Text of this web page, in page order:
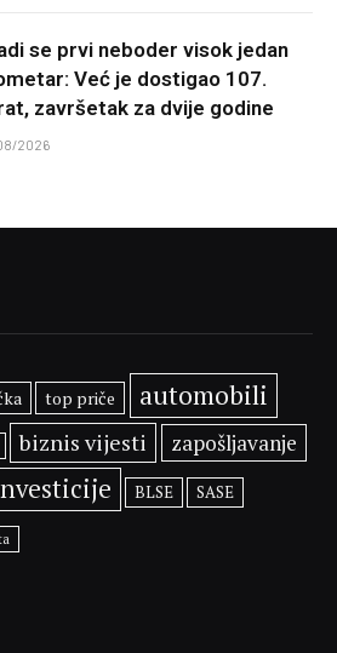
se prvi neboder visok jedan
Već je dostigao 107.
završetak za dvije godine
2026
top priče automobili
biznis vijesti zapošljavanje
BLSE SASE